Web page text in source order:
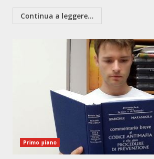
Continua a leggere...
Primo piano